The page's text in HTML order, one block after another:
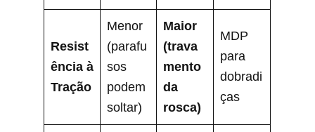
Resist
ência à
Tração
Menor
(parafu
sos
podem
soltar)
Maior
(trava
mento
da
rosca)
MDP
para
dobradi
ças